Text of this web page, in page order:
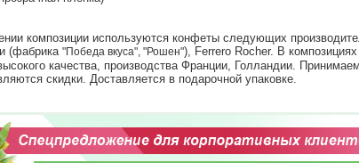
композиции используются конфеты следующих
(фабрика "Победа вкуса", "Рошен"), Ferrero Rocher. В
качества, производства Франции, Голландии.
скидки. Доставляется в подарочной упаковке.